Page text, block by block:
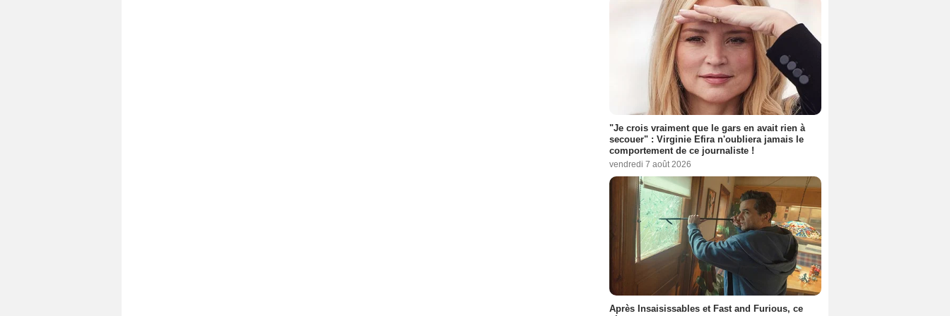
"Je crois vraiment que le gars en avait rien à
secouer" : Virginie Efira n'oubliera jamais le
comportement de ce journaliste !
vendredi 7 août 2026
Après Insaisissables et Fast and Furious, ce